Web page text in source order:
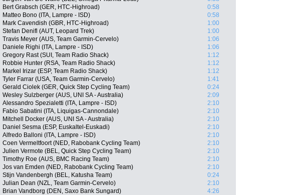
Bert Grabsch (GER, HTC-Highroad)
0:58
Matteo Bono (ITA, Lampre - ISD)
0:58
Mark Cavendish (GBR, HTC-Highroad)
1:00
Stefan Denifl (AUT, Leopard Trek)
1:00
Travis Meyer (AUS, Team Garmin-Cervelo)
1:06
Daniele Righi (ITA, Lampre - ISD)
1:06
Gregory Rast (SUI, Team Radio Shack)
1:12
Robbie Hunter (RSA, Team Radio Shack)
1:12
Markel Irizar (ESP, Team Radio Shack)
1:12
Tyler Farrar (USA, Team Garmin-Cervelo)
1:41
Gerald Ciolek (GER, Quick Step Cycling Team)
0:24
Wesley Sulzberger (AUS, UNI SA - Australia)
2:09
Alessandro Spezialetti (ITA, Lampre - ISD)
2:10
Fabio Sabatini (ITA, Liquigas-Cannondale)
2:10
Mitchell Docker (AUS, UNI SA - Australia)
2:10
Daniel Sesma (ESP, Euskaltel-Euskadi)
2:10
Alfredo Balloni (ITA, Lampre - ISD)
2:10
Coen Vermeltfoort (NED, Rabobank Cycling Team)
2:10
Julien Vermote (BEL, Quick Step Cycling Team)
2:10
Timothy Roe (AUS, BMC Racing Team)
2:10
Jos van Emden (NED, Rabobank Cycling Team)
2:10
Stijn Vandenbergh (BEL, Katusha Team)
0:24
Julian Dean (NZL, Team Garmin-Cervelo)
2:10
Brian Vandborg (DEN, Saxo Bank Sungard)
4:26